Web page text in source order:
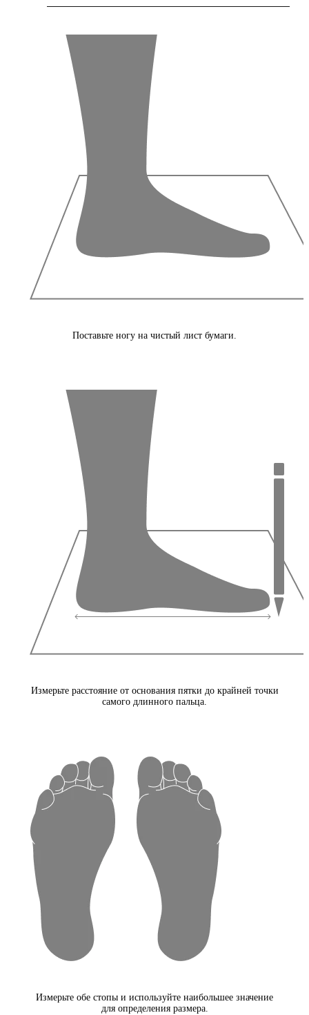
Поставьте ногу на чистый лист бумаги.
Измерьте расстояние от основания пятки до крайней точки
самого длинного пальца.
Измерьте обе стопы и используйте наибольшее значение
для определения размера.